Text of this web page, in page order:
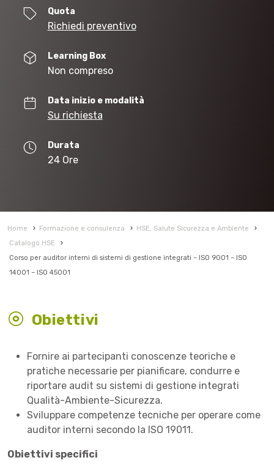
Quota
Richiedi preventivo
Learning Box
Non compreso
Data inizio e modalità
Su richiesta
Durata
24 Ore
Home › Formazione e consulenza › HSE, Salute Sicurezza e Ambiente
›
Catalogo HSE
›
Corso per auditor interni di sistemi di gestione integrati – ISO 9001 – ISO
14001 – ISO 45001
Obiettivi
Fornire ai partecipanti conoscenze teoriche e
pratiche necessarie per pianificare, condurre e
riportare audit su sistemi di gestione integrati
Qualità-Ambiente-Sicurezza.
Sviluppare competenze tecniche per operare come
auditor interni secondo la ISO 19011.
Obiettivi specifici